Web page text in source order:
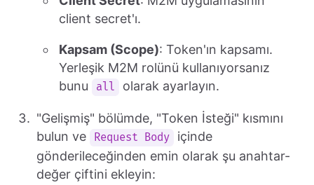
client secret'ı.
Kapsam (Scope): Token'ın kapsamı.
Yerleşik M2M rolünü kullanıyorsanız
bunu
all olarak ayarlayın.
"Gelişmiş" bölümde, "Token İsteği" kısmını
bulun ve
Request Body
içinde
gönderileceğinden emin olarak şu anahtar-
değer çiftini ekleyin: